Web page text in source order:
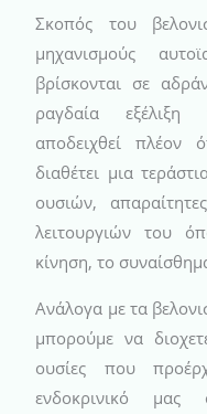
Σκοπός του
μηχανισμούς
βρίσκονται σε
ραγδαία εξέλιξη
αποδειχθεί πλέον
διαθέτει μια
ουσιών,
λειτουργιών του
κίνηση, το
Ανάλογα με τα
μπορούμε να
ουσίες που
ενδοκρινικό μας